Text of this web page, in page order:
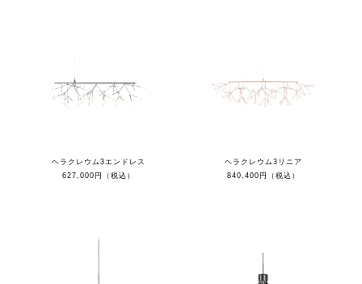
ヘラクレウム3エンドレス
627,000円（税込）
ヘラクレウム3リニア
840,400円（税込）